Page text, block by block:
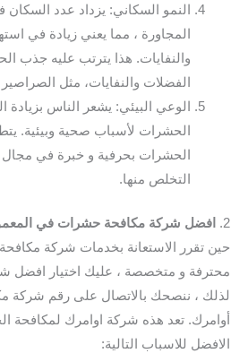
النمو السكاني: يزداد عدد
المجاورة ، مما يعني زيادة في
والنفايات. هذا يترتب عليه جذب
الفضلات والنفايات، مثل
الوعي البيئي: يشعر الناس بزيادة
الحشرات لأسباب صحية وبيئية.
الحشرات بحرفية و خبرة في مجال
التخلص منها.
2.
افضل شركة مكافحة حشرات في
حين تقرر الاستعانة بخدمات شركة
محترفة و متخصصة ، عليك اختيار افضل
لذلك ، ننصحك بالاتصال على رقم شركة
أوامرك. تعد هذه شركة اوامرك لمكافحة
الافضل للاسباب التالية: